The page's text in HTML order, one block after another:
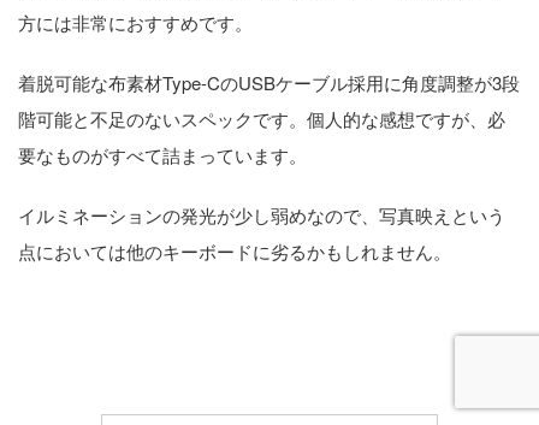
方には非常におすすめです。
着脱可能な布素材Type-CのUSBケーブル採用に角度調整が3段
階可能と不足のないスペックです。個人的な感想ですが、必
要なものがすべて詰まっています。
イルミネーションの発光が少し弱めなので、写真映えという
点においては他のキーボードに劣るかもしれません。